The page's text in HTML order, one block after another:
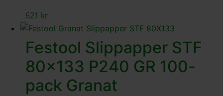
621 kr
Festool Slippapper STF
80×133 P240 GR 100-
pack Granat